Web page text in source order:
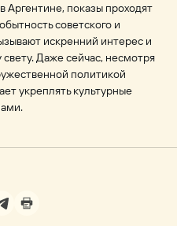
Аргентине, показы проходят
советского и
искренний интерес и
Даже сейчас, несмотря
политикой
укреплять культурные